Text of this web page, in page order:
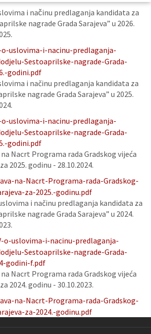
i načinu predlaganja kandidata za
nagrade Grada Sarajeva” u 2026.
uslovima-i-nacinu-predlaganja-
Sestoaprilske-nagrade-Grada-
godini.pdf
i načinu predlaganja kandidata za
nagrade Grada Sarajeva” u 2025.
uslovima-i-nacinu-predlaganja-
Sestoaprilske-nagrade-Grada-
godini.pdf
Nacrt Programa rada Gradskog vijeća
2025. godinu - 28.10.2024.
na-Nacrt-Programa-rada-Gradskog-
za-2025.-godinu.pdf
i načinu predlaganja kandidata za
nagrade Grada Sarajeva” u 2024.
o-uslovima-i-nacinu-predlaganja-
Sestoaprilske-nagrade-Grada-
godini-f.pdf
Nacrt Programa rada Gradskog vijeća
2024. godinu - 30.10.2023.
na-Nacrt-Programa-rada-Gradskog-
za-2024.-godinu.pdf